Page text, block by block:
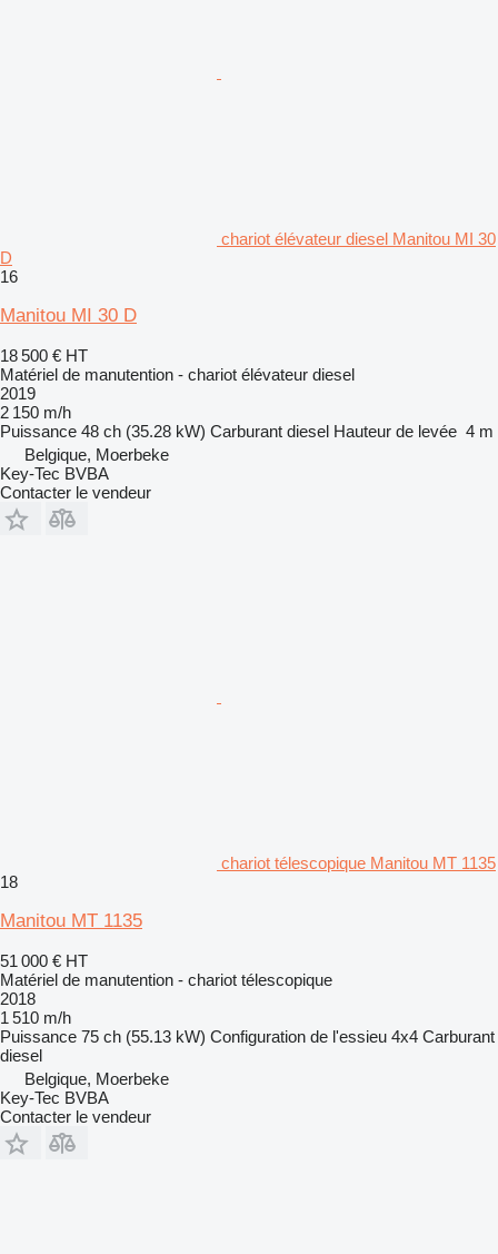
chariot élévateur diesel Manitou MI 30
D
16
Manitou MI 30 D
18 500 € HT
Matériel de manutention - chariot élévateur diesel
2019
2 150 m/h
Puissance 48 ch (35.28 kW) Carburant diesel Hauteur de levée 4 m
Belgique, Moerbeke
Key-Tec BVBA
Contacter le vendeur
chariot télescopique Manitou MT 1135
18
Manitou MT 1135
51 000 € HT
Matériel de manutention - chariot télescopique
2018
1 510 m/h
Puissance 75 ch (55.13 kW) Configuration de l'essieu 4x4 Carburant
diesel
Belgique, Moerbeke
Key-Tec BVBA
Contacter le vendeur